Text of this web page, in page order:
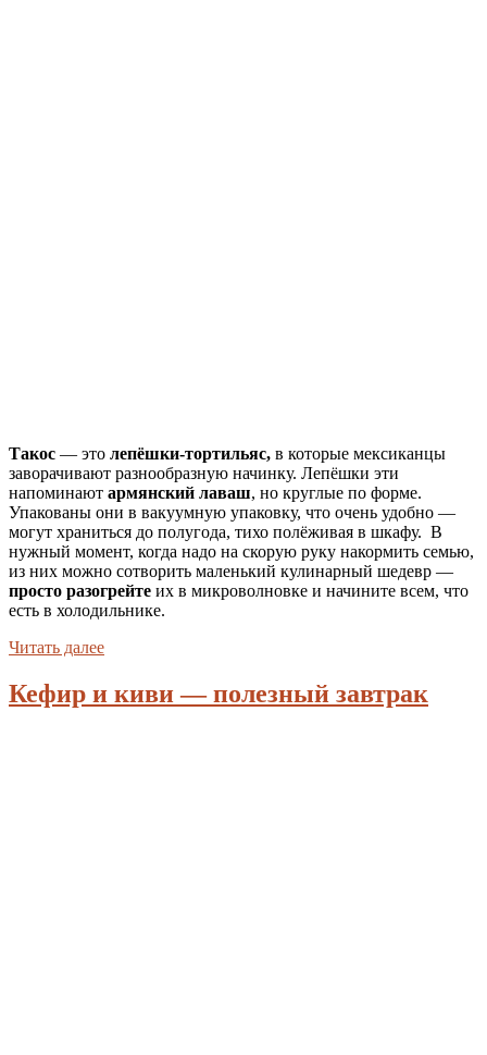
Такос — это лепёшки-тортильяс, в которые мексиканцы
заворачивают разнообразную начинку. Лепёшки эти
напоминают армянский лаваш, но круглые по форме.
Упакованы они в вакуумную упаковку, что очень удобно —
могут храниться до полугода, тихо полёживая в шкафу. В
нужный момент, когда надо на скорую руку накормить семью,
из них можно сотворить маленький кулинарный шедевр —
просто разогрейте их в микроволновке и начините всем, что
есть в холодильнике.
Читать далее
Кефир и киви — полезный завтрак